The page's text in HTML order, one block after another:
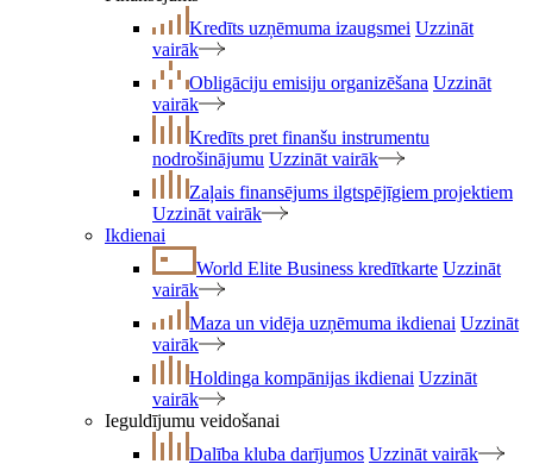
Kredīts uzņēmuma izaugsmei Uzzināt
vairāk
Obligāciju emisiju organizēšana Uzzināt
vairāk
Kredīts pret finanšu instrumentu
nodrošinājumu Uzzināt vairāk
Zaļais finansējums ilgtspējīgiem projektiem
Uzzināt vairāk
Ikdienai
World Elite Business kredītkarte Uzzināt
vairāk
Maza un vidēja uzņēmuma ikdienai Uzzināt
vairāk
Holdinga kompānijas ikdienai Uzzināt
vairāk
Ieguldījumu veidošanai
Dalība kluba darījumos Uzzināt vairāk